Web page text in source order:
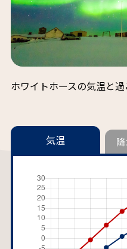
ホワイトホースの気温と過
気温